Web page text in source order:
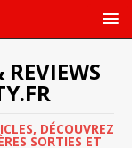
DÉCOUVREZ
SORTIES ET